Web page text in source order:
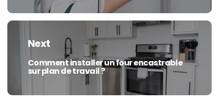
Next
Next
post:
Comment installer un four encastrable
sur plan de travail ?